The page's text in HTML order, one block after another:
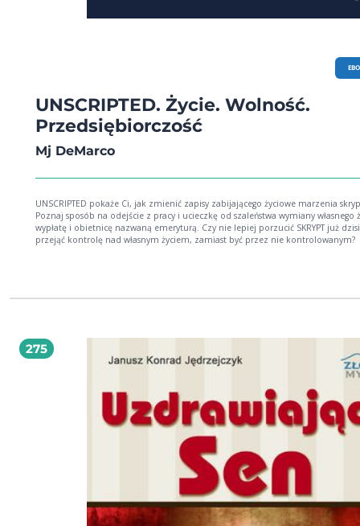
UNSCRIPTED. Życie. Wolność.
Przedsiębiorczość
Mj DeMarco
UNSCRIPTED pokaże Ci, jak zmienić zapisy zabijającego życiowe marzenia
Poznaj sposób na odejście z pracy i ucieczkę od szaleństwa wymiany własnego
wypłatę i obietnicę nazwaną emeryturą. Czy nie lepiej porzucić SKRYPT już
przejąć kontrolę nad własnym życiem, zamiast być przez nie kontrolowanym?
275